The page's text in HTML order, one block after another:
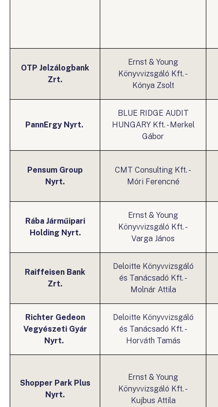
OTP Jelzálogbank
Zrt.
Ernst & Young
Könyvvizsgáló Kft. -
Kónya Zsolt
PannErgy Nyrt.
BLUE RIDGE AUDIT
HUNGARY Kft. - Merkel
Gábor
Pensum Group
Nyrt.
CMT Consulting Kft. -
Móri Ferencné
Rába Járműipari
Holding Nyrt.
Ernst & Young
Könyvvizsgáló Kft. -
Varga János
Raiffeisen Bank
Zrt.
Deloitte Könyvvizsgáló
és Tanácsadó Kft. -
Molnár Attila
Richter Gedeon
Vegyészeti Gyár
Nyrt.
Deloitte Könyvvizsgáló
és Tanácsadó Kft. -
Horváth Tamás
Shopper Park Plus
Nyrt.
Ernst & Young
Könyvvizsgáló Kft. -
Kujbus Attila